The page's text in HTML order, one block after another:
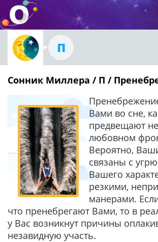
П
Сонник Миллера / П /
Вами во сне,
предвещают
любовном
Вероятно,
связаны с
Вашего
резкими,
манерами.
что пренебрегают Вами, то в
у Вас возникнут причины
незавидную участь.